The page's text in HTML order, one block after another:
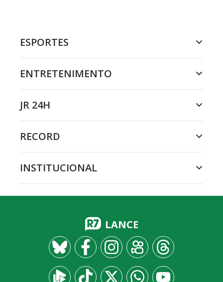
ESPORTES
ENTRETENIMENTO
JR 24H
RECORD
INSTITUCIONAL
LANCE